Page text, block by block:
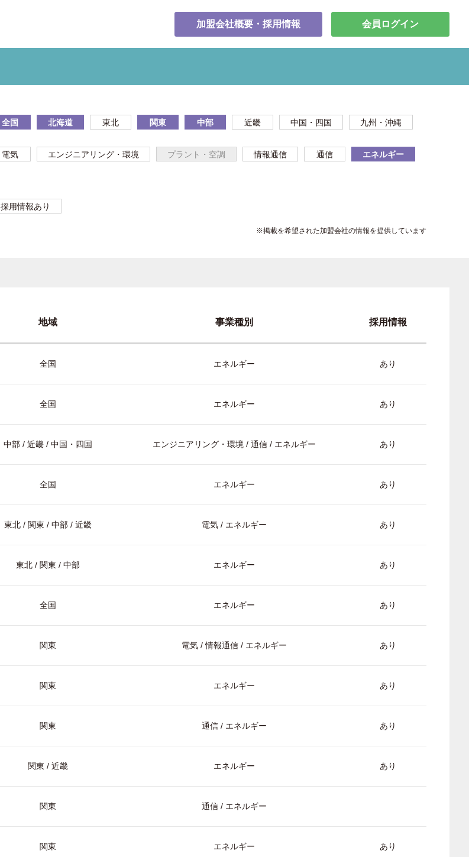
加盟会社概要・採用情報 会員ログイン
全国 北海道 東北 関東 中部 近畿 中国・四国 九州・沖縄
電気 エンジニアリング・環境 プラント・空調 情報通信 通信 エネルギー
採用情報あり
※掲載を希望された加盟会社の情報を提供しています
地域 事業種別 採用情報
全国 エネルギー あり
全国 エネルギー あり
中部 / 近畿 / 中国・四国 エンジニアリング・環境 / 通信 / エネルギー あり
全国 エネルギー あり
東北 / 関東 / 中部 / 近畿 電気 / エネルギー あり
東北 / 関東 / 中部 エネルギー あり
全国 エネルギー あり
関東 電気 / 情報通信 / エネルギー あり
関東 エネルギー あり
関東 通信 / エネルギー あり
関東 / 近畿 エネルギー あり
関東 通信 / エネルギー
関東 エネルギー あり